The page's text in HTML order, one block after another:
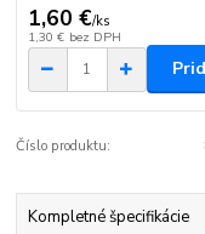
1,60 €/ks
1,30 € bez DPH
Číslo produktu:
Kompletné špecifikácie